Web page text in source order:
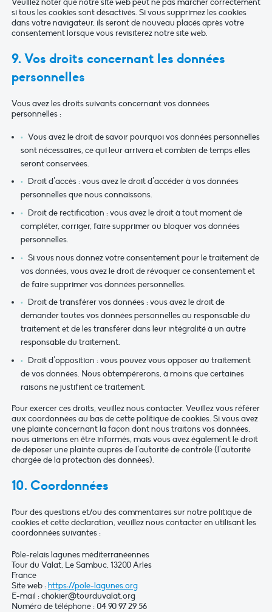
si tous les cookies sont désactivés. Si vous supprimez les cookies
dans votre navigateur, ils seront de nouveau placés après votre
consentement lorsque vous revisiterez notre site web.
9. Vos droits concernant les données
personnelles
Vous avez les droits suivants concernant vos données
personnelles :
Vous avez le droit de savoir pourquoi vos données personnelles
sont nécessaires, ce qui leur arrivera et combien de temps elles
seront conservées.
Droit d’accès : vous avez le droit d’accéder à vos données
personnelles que nous connaissons.
Droit de rectification : vous avez le droit à tout moment de
compléter, corriger, faire supprimer ou bloquer vos données
personnelles.
Si vous nous donnez votre consentement pour le traitement de
vos données, vous avez le droit de révoquer ce consentement et
de faire supprimer vos données personnelles.
Droit de transférer vos données : vous avez le droit de
demander toutes vos données personnelles au responsable du
traitement et de les transférer dans leur intégralité à un autre
responsable du traitement.
Droit d’opposition : vous pouvez vous opposer au traitement
de vos données. Nous obtempérerons, à moins que certaines
raisons ne justifient ce traitement.
Pour exercer ces droits, veuillez nous contacter. Veuillez vous référer
aux coordonnées au bas de cette politique de cookies. Si vous avez
une plainte concernant la façon dont nous traitons vos données,
nous aimerions en être informés, mais vous avez également le droit
de déposer une plainte auprès de l’autorité de contrôle (l’autorité
chargée de la protection des données).
10. Coordonnées
Pour des questions et/ou des commentaires sur notre politique de
cookies et cette déclaration, veuillez nous contacter en utilisant les
coordonnées suivantes :
Pôle-relais lagunes méditerranéennes
Tour du Valat, Le Sambuc, 13200 Arles
France
Site web :https://pole-lagunes.org
E-mail :chokier@tourduvalat.org
Numéro de téléphone : 04 90 97 29 56